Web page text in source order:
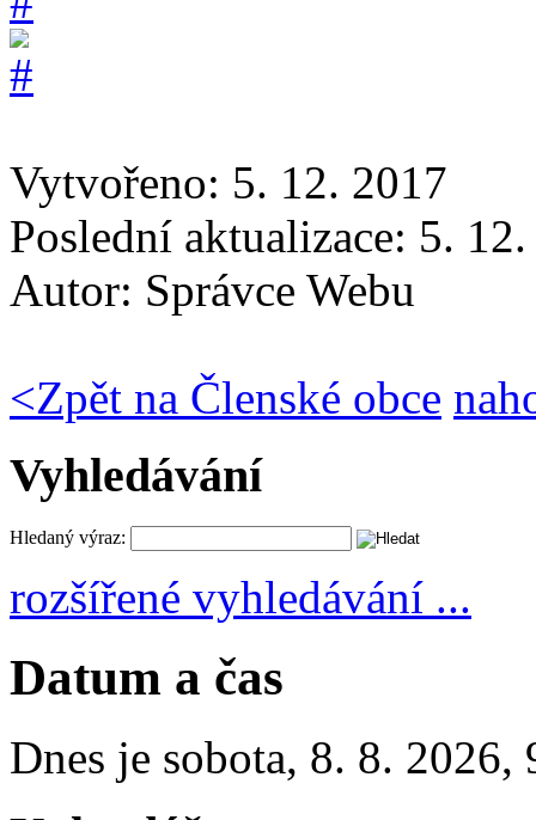
Vytvořeno: 5. 12. 2017
Poslední aktualizace: 5.
Autor: Správce Webu
<Zpět na Členské obce
Vyhledávání
Hledaný výraz:
rozšířené vyhledávání ...
Datum a čas
Dnes je sobota, 8. 8. 2026,